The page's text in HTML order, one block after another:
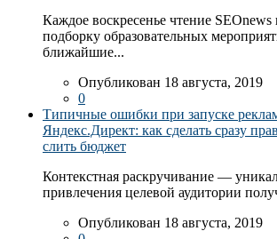
Каждое воскресенье чтение SEOnews
подборку образовательных
ближайшие...
Опубликован 18 августа, 2019
0
Типичные ошибки при запуске
Яндекс.Директ: как сделать сразу
слить бюджет
Контекстная раскручивание —
привлечения целевой аудитории
Опубликован 18 августа, 2019